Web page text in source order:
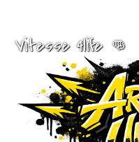
Vitesse 4life 👊